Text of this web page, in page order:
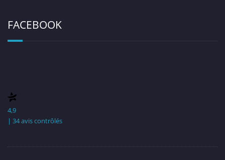
FACEBOOK
4,9
| 34 avis contrôlés